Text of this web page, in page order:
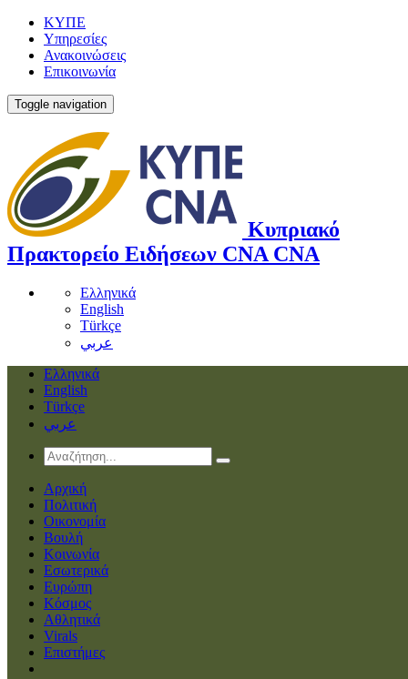
ΚΥΠΕ
Υπηρεσίες
Ανακοινώσεις
Επικοινωνία
Toggle navigation
Κυπριακό
Πρακτορείο Ειδήσεων CNA CNA
Ελληνικά
English
Türkçe
عربي
Ελληνικά
English
Türkçe
عربي
Αρχική
Πολιτική
Οικονομία
Βουλή
Κοινωνία
Εσωτερικά
Ευρώπη
Κόσμος
Αθλητικά
Virals
Επιστήμες